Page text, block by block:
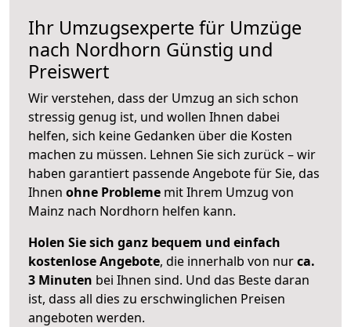
Ihr Umzugsexperte für Umzüge
nach Nordhorn Günstig und
Preiswert
Wir verstehen, dass der Umzug an sich schon
stressig genug ist, und wollen Ihnen dabei
helfen, sich keine Gedanken über die Kosten
machen zu müssen. Lehnen Sie sich zurück – wir
haben garantiert passende Angebote für Sie, das
Ihnen ohne Probleme mit Ihrem Umzug von
Mainz nach Nordhorn helfen kann.
Holen Sie sich ganz bequem und einfach
kostenlose Angebote, die innerhalb von nurca.
3 Minuten bei Ihnen sind. Und das Beste daran
ist, dass all dies zu erschwinglichen Preisen
angeboten werden.